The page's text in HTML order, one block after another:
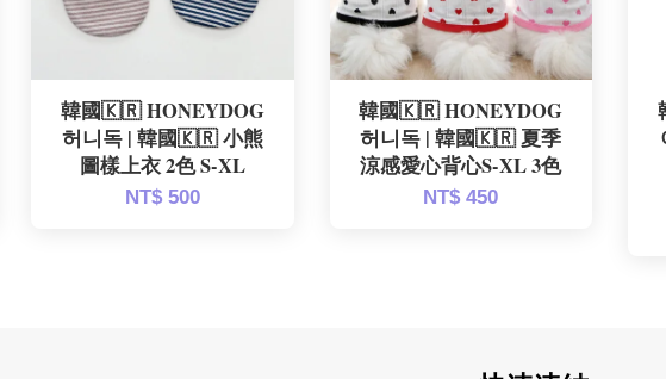
韓國🇰🇷 HONEYDOG
허니독 | 韓國🇰🇷 小熊
圖樣上衣 2色 S-XL
NT$ 500
韓國🇰🇷 HONEYDOG
허니독 | 韓國🇰🇷 夏季
涼感愛心背心S-XL 3色
NT$ 450